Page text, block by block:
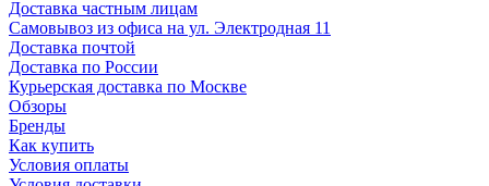
Доставка частным лицам
Самовывоз из офиса на ул. Электродная 11
Доставка почтой
Доставка по России
Курьерская доставка по Москве
Обзоры
Бренды
Как купить
Условия оплаты